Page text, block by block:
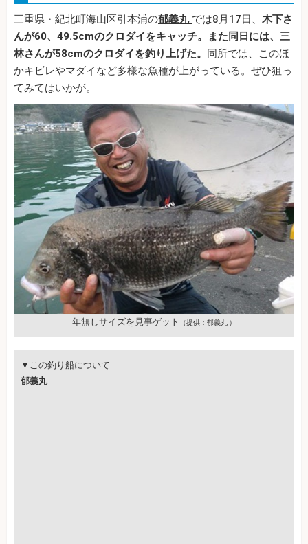
三重県・紀北町海山区引本浦の郁義丸 では8月17日、 木下さ
んが60、49.5cmのクロダイをキャッチ。また同日には、三
林さんが58cmのクロダイを釣り上げた。 同所では、このほ
かキビレやマダイなど多様な魚種が上がっている。ぜひ狙っ
てみてはいかが。
年無しサイズを見事ゲット （提供：郁義丸 ）
▼この釣り船について
郁義丸